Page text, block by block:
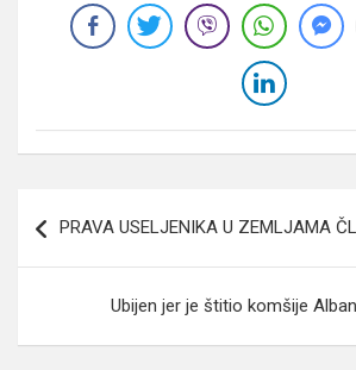
članaka
PRAVA USELJENIKA U ZEMLJAMA
Ubijen jer je štitio komšije